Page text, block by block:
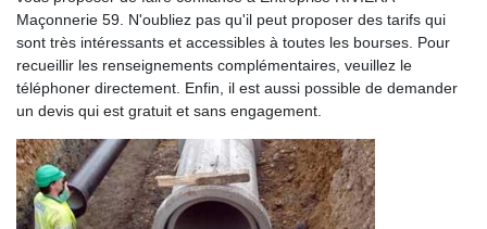
Maçonnerie 59. N'oubliez pas qu'il peut proposer des tarifs qui
sont très intéressants et accessibles à toutes les bourses. Pour
recueillir les renseignements complémentaires, veuillez le
téléphoner directement. Enfin, il est aussi possible de demander
un devis qui est gratuit et sans engagement.